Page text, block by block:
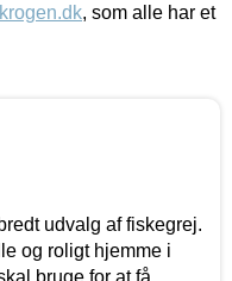
, som alle har et
udvalg af fiskegrej.
og roligt hjemme i
bruge for at få